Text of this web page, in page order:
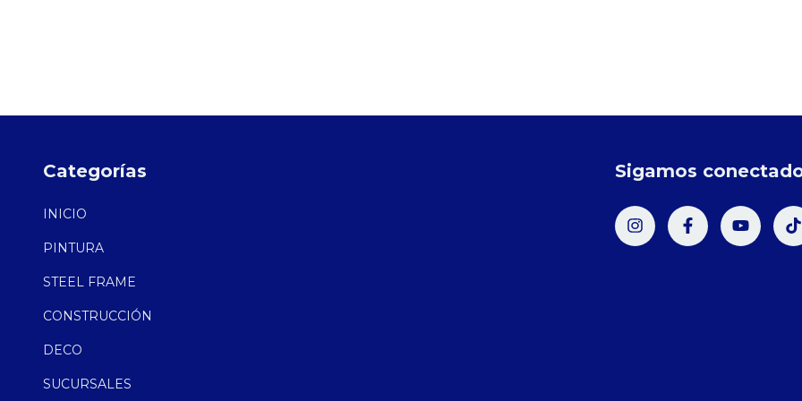
Categorías
INICIO
PINTURA
STEEL FRAME
CONSTRUCCIÓN
DECO
SUCURSALES
Sigamos